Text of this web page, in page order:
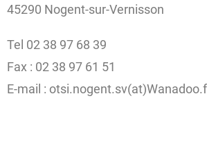
45290 Nogent-sur-Vernisson
Tel 02 38 97 68 39
Fax : 02 38 97 61 51
E-mail :